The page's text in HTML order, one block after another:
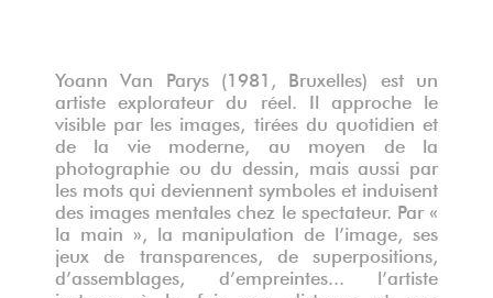
Yoann Van Parys (1981, Bruxelles) est un
artiste explorateur du réel. Il approche le
visible par les images, tirées du quotidien et
de la vie moderne, au moyen de la
photographie ou du dessin, mais aussi par
les mots qui deviennent symboles et induisent
des images mentales chez le spectateur. Par «
la main », la manipulation de l’image, ses
jeux de transparences, de superpositions,
d’assemblages, d’empreintes... l’artiste